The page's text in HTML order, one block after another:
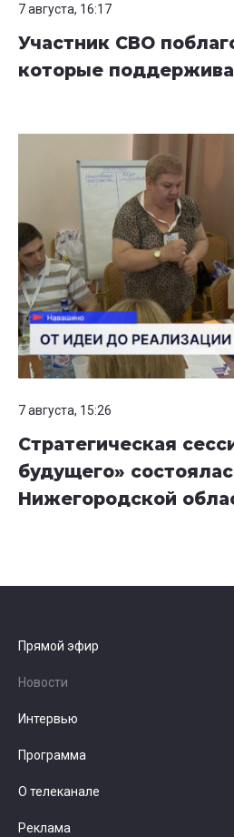
7 августа, 16:17
Участник СВО
которые
7 августа, 15:26
Стратегическая
будущего»
Нижегородской
Прямой эфир
Новости
Интервью
Программа
О телеканале
Реклама